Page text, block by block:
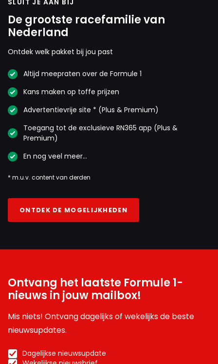
De grootste racefamilie van
Nederland
Ontdek welk pakket bij jou past
Altijd meepraten over de Formule 1
Kans maken op toffe prijzen
Advertentievrije site * (Plus & Premium)
Toegang tot de exclusieve RN365 app (Plus &
Premium)
En nog veel meer…
* m.u.v. content van derden
ONTDEK DE MOGELIJKHEDEN
Ontvang het laatste Formule 1-
nieuws in jouw mailbox!
Mis niets! Ontvang dagelijks of wekelijks de beste
nieuwsupdates.
Dagelijkse nieuwsupdate